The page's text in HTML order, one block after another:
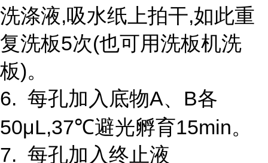
洗涤液,吸水纸上拍干,如此重
复洗板5次(也可用洗板机洗
板)。
6. 每孔加入底物A、B各
50μL,37℃避光孵育15min。
7. 每孔加入终止液